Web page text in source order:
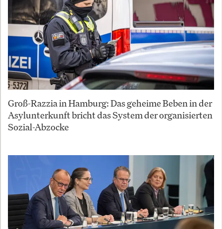
Groß-Razzia in Hamburg: Das geheime Beben in der
Asylunterkunft bricht das System der organisierten
Sozial-Abzocke